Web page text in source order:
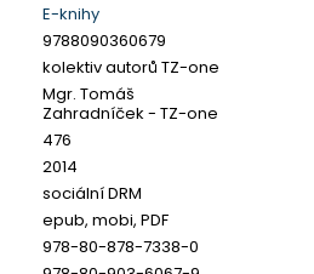
E-knihy
9788090360679
kolektiv autorů TZ-one
Mgr. Tomáš
Zahradníček - TZ-one
476
2014
sociální DRM
epub, mobi, PDF
978-80-878-7338-0